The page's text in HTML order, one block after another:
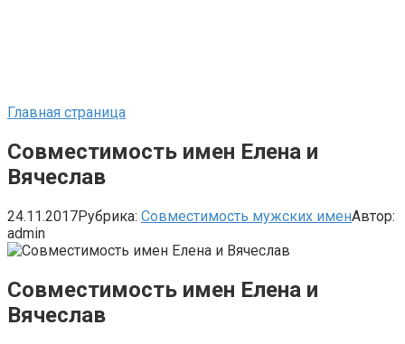
Главная страница
Совместимость имен Елена и
Вячеслав
24.11.2017Рубрика: Совместимость мужских именАвтор:
admin
Совместимость имен Елена и
Вячеслав